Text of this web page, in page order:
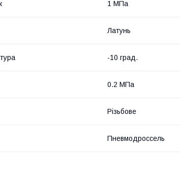
1 МПа
Латунь
-10 град.
0.2 МПа
Різьбове
Пневмодроссель